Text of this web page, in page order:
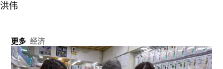
洪伟
更多 经济